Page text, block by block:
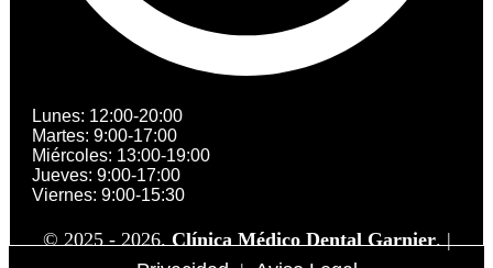
Lunes: 12:00-20:00
Martes: 9:00-17:00
Miércoles: 13:00-19:00
Jueves: 9:00-17:00
Viernes: 9:00-15:30
© 2025 - 2026.Clínica Médico Dental Garnier. |